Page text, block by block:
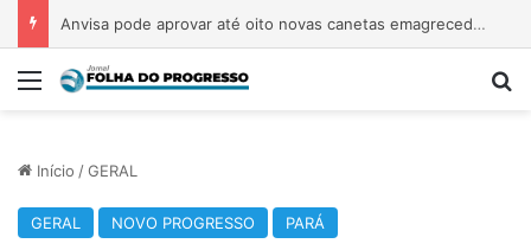
Anvisa pode aprovar até oito novas canetas emagrecedoras até o fim de 2026; saiba quais
Menu
Início /GERAL
GERAL NOVO PROGRESSO PARÁ